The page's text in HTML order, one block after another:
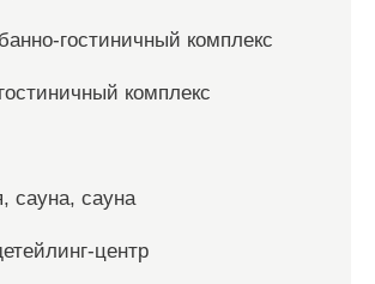
гостиничный комплекс
комплекс
сауна, сауна
центр